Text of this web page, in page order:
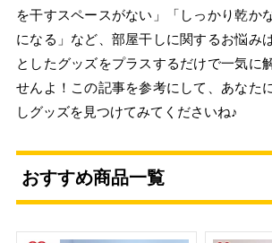
を干すスペースがない」「しっかり乾か
になる」など、部屋干しに関するお悩み
としたグッズをプラスするだけで一気に
せんよ！この記事を参考にして、あなた
しグッズを見つけてみてくださいね♪
おすすめ商品一覧